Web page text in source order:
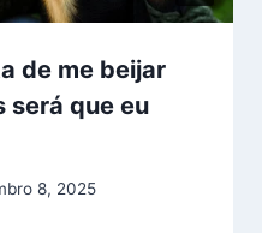
de me beijar
será que eu
8, 2025